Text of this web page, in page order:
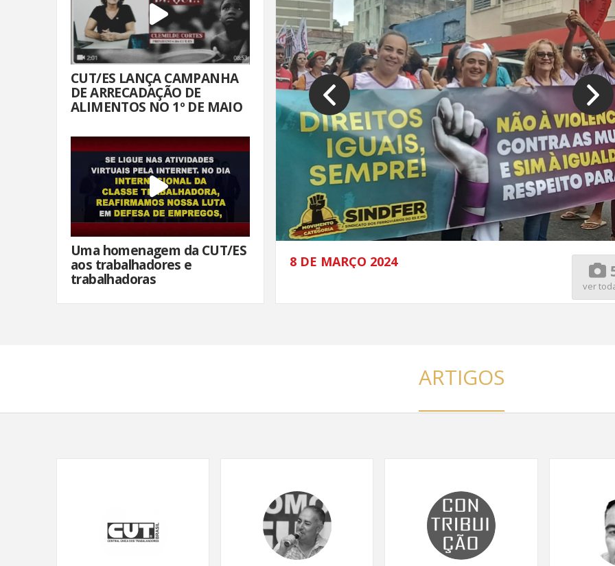
CUT/ES LANÇA CAMPANHA
DE ARRECADAÇÃO DE
ALIMENTOS NO 1º DE MAIO
Uma homenagem da CUT/ES
aos trabalhadores e
trabalhadoras
8 DE MARÇO 2024
ver
ARTIGOS